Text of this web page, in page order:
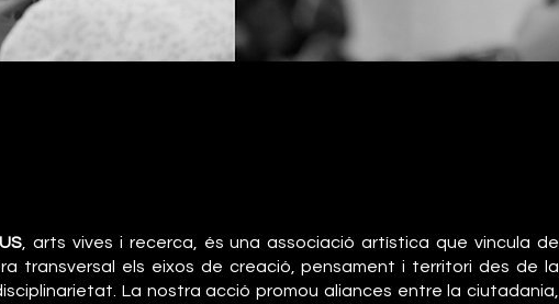
, arts vives i recerca, és una associació artística que vincula de
transversal els eixos de creació, pensament i territori des de la
La nostra acció promou aliances entre la ciutadania,